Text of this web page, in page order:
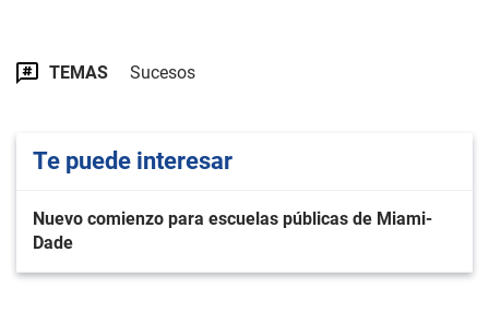
TEMAS Sucesos
Te puede interesar
Nuevo comienzo para escuelas públicas de Miami-
Dade